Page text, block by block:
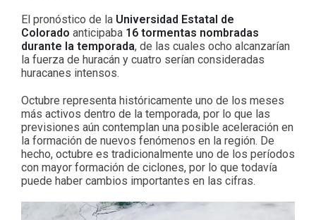
El pronóstico de la Universidad Estatal de
Colorado anticipaba 16 tormentas nombradas
durante la temporada, de las cuales ocho alcanzarían
la fuerza de huracán y cuatro serían consideradas
huracanes intensos.
Octubre representa históricamente uno de los meses
más activos dentro de la temporada, por lo que las
previsiones aún contemplan una posible aceleración en
la formación de nuevos fenómenos en la región. De
hecho, octubre es tradicionalmente uno de los períodos
con mayor formación de ciclones, por lo que todavía
puede haber cambios importantes en las cifras.